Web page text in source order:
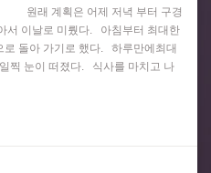
래 계획은 어제 저녁 부터 구경
서 이날로 미뤘다. 아침부터 최대한
로 돌아 가기로 했다. 하루만에최대
찍 눈이 떠졌다. 식사를 마치고 나